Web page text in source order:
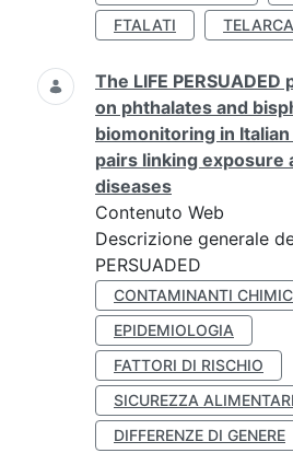
FTALATI
The LIFE
on phthalates and
biomonitoring in
pairs linking exposure
diseases
Contenuto Web
Descrizione generale
PERSUADED
CONTAMINANTI
EPIDEMIOLOGIA
FATTORI DI RISCHIO
SICUREZZA
DIFFERENZE DI GENERE